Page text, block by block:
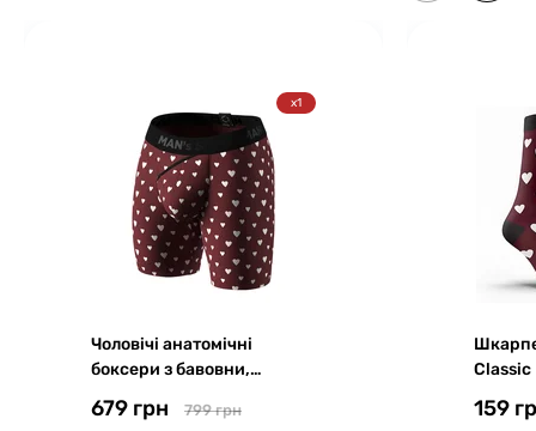
x1
Чоловічі анатомічні
боксери з бавовни,
Series, Pure Love
679 грн 799 грн
Classic
159